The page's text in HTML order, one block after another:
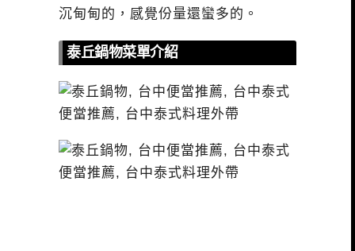
沉甸甸的，感覺份量還蠻多的。
泰丘鍋物菜單介紹